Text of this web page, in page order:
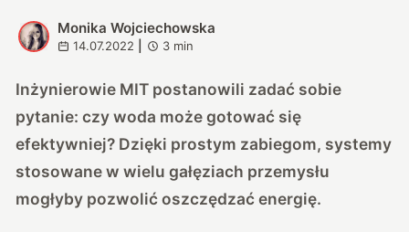
M
Monika Wojciechowska
14.07.2022 3 min
Inżynierowie MIT postanowili zadać sobie
pytanie: czy woda może gotować się
efektywniej? Dzięki prostym zabiegom, systemy
stosowane w wielu gałęziach przemysłu
mogłyby pozwolić oszczędzać energię.